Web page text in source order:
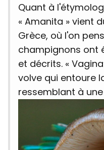
Quant à
« Amanita » vient
Grèce, où l'on
champignons ont
et décrits. «
volve qui entoure
ressemblant à